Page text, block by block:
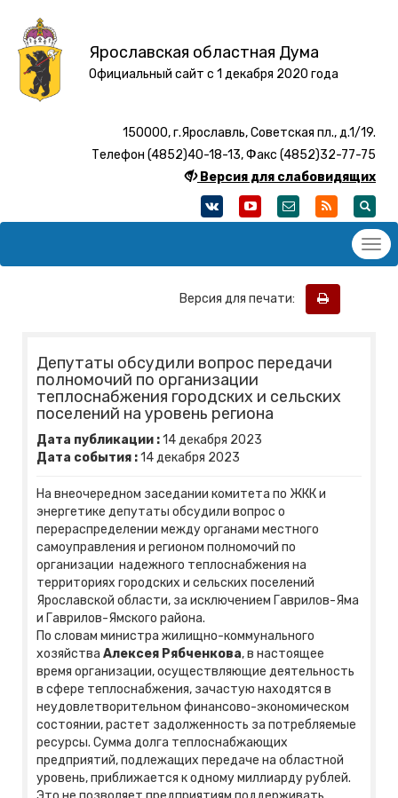
Ярославская областная Дума
Официальный сайт с 1 декабря 2020 года
150000, г.Ярославль, Советская пл., д.1/19.
Телефон (4852)40-18-13, Факс (4852)32-77-75
Версия для слабовидящих
Версия для печати:
Депутаты обсудили вопрос передачи
полномочий по организации
теплоснабжения городских и сельских
поселений на уровень региона
Дата публикации :14декабря 2023
Дата события :14декабря 2023
На внеочередном заседании комитета по ЖКК и
энергетике депутаты обсудили вопрос о
перераспределении между органами местного
самоуправления и регионом полномочий по
организации надежного теплоснабжения на
территориях городских и сельских поселений
Ярославской области, за исключением Гаврилов-Яма
и Гаврилов-Ямского района.
По словам министра жилищно-коммунального
хозяйства Алексея Рябченкова, в настоящее
время организации, осуществляющие деятельность
в сфере теплоснабжения, зачастую находятся в
неудовлетворительном финансово-экономическом
состоянии, растет задолженность за потребляемые
ресурсы. Сумма долга теплоснабжающих
предприятий, подлежащих передаче на областной
уровень, приближается к одному миллиарду рублей.